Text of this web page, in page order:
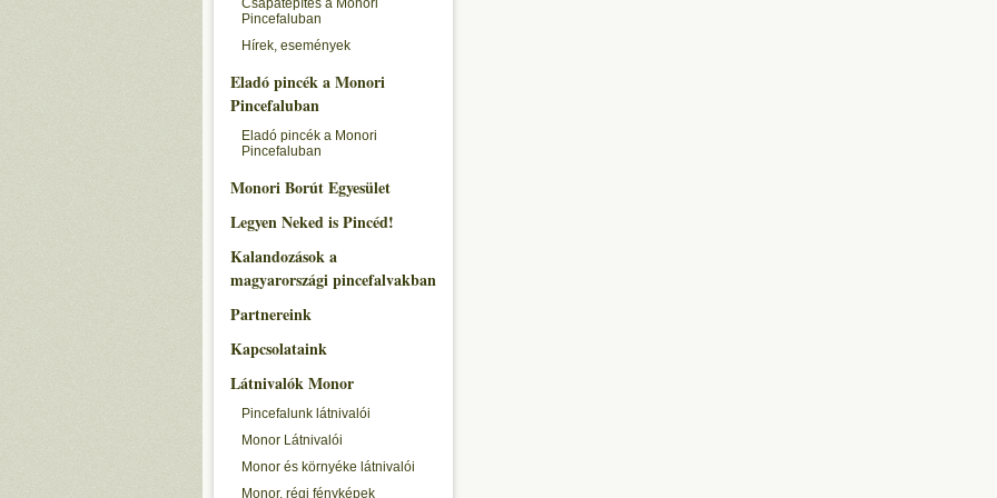
Csapatépítés a Monori
Pincefaluban
Hírek, események
Eladó pincék a Monori
Pincefaluban
Eladó pincék a Monori
Pincefaluban
Monori Borút Egyesület
Legyen Neked is Pincéd!
Kalandozások a
magyarországi pincefalvakban
Partnereink
Kapcsolataink
Látnivalók Monor
Pincefalunk látnivalói
Monor Látnivalói
Monor és környéke látnivalói
Monor, régi fényképek